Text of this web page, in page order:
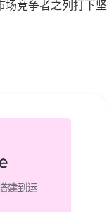
场竞争者之列打下坚